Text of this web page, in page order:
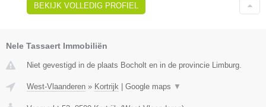
BEKIJK VOLLEDIG PROFIEL
Nele Tassaert Immobiliën
Niet gevestigd in de plaats Bocholt en in de provincie Limburg.
West-Vlaanderen » Kortrijk Google maps ▼